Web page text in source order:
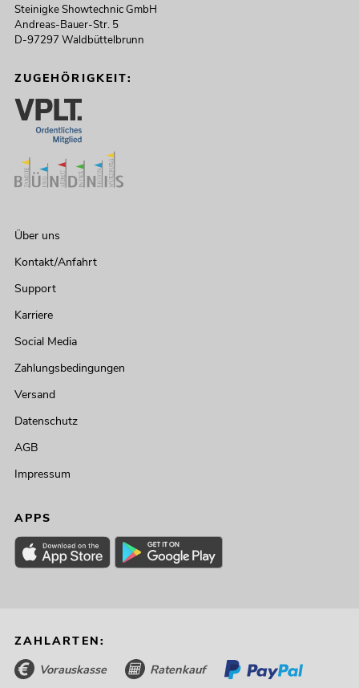
Steinigke Showtechnic GmbH
Andreas-Bauer-Str. 5
D-97297 Waldbüttelbrunn
ZUGEHÖRIGKEIT:
Über uns
Kontakt/Anfahrt
Support
Karriere
Social Media
Zahlungsbedingungen
Versand
Datenschutz
AGB
Impressum
APPS
ZAHLARTEN:
Vorauskasse Ratenkauf